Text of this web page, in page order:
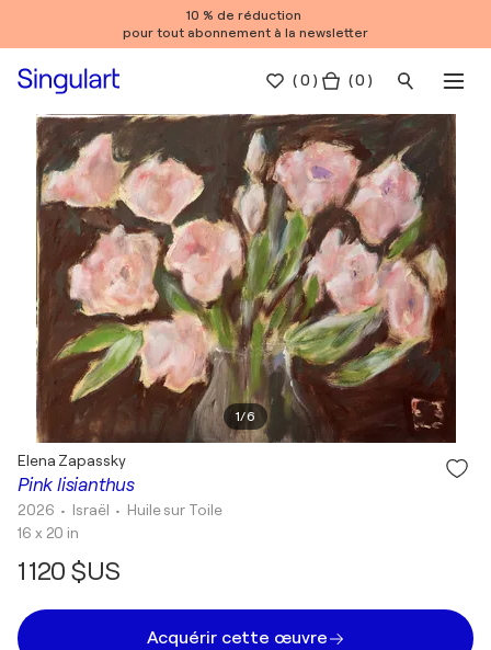
10 % de réduction
pour tout abonnement à la newsletter
(0 ) ( 0 )
1/6
Pink lisianthus
Elena Zapassky
2026 • Israël • Huile sur Toile
16 x 20 in
1 120 $US
Acquérir cette œuvre